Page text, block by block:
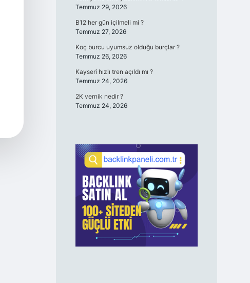
Temmuz 29, 2026
B12 her gün içilmeli mi ?
Temmuz 27, 2026
Koç burcu uyumsuz olduğu burçlar ?
Temmuz 26, 2026
Kayseri hızlı tren açıldı mı ?
Temmuz 24, 2026
2K vernik nedir ?
Temmuz 24, 2026